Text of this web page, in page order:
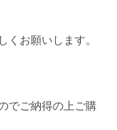
くお願いします。
でご納得の上ご購